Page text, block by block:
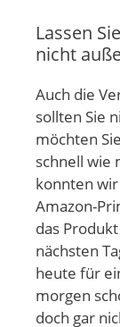
Lassen
nicht
Auch die
sollten Sie
möchten
schnell wie
konnten
Amazon-
das
nächsten
heute für
morgen
doch gar